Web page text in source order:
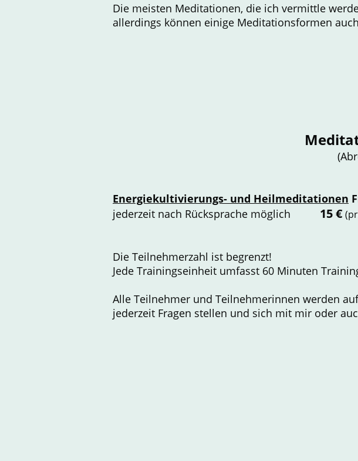
Die meisten Meditationen, die ich vermittle
allerdings können einige Meditationsformen
Energiekultivierungs- und Heilmeditationen
jederzeit nach Rücksprache möglich 15 €
Die Teilnehmerzahl ist begrenzt!
Jede Trainingseinheit umfasst 60 Minuten
Alle Teilnehmer und Teilnehmerinnen werden
jederzeit Fragen stellen und sich mit mir oder